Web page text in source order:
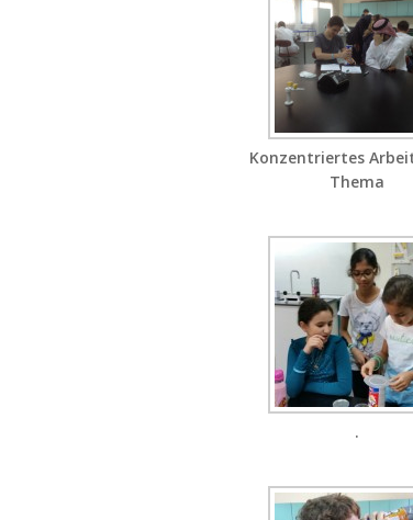
Konzentriertes
Thema
.